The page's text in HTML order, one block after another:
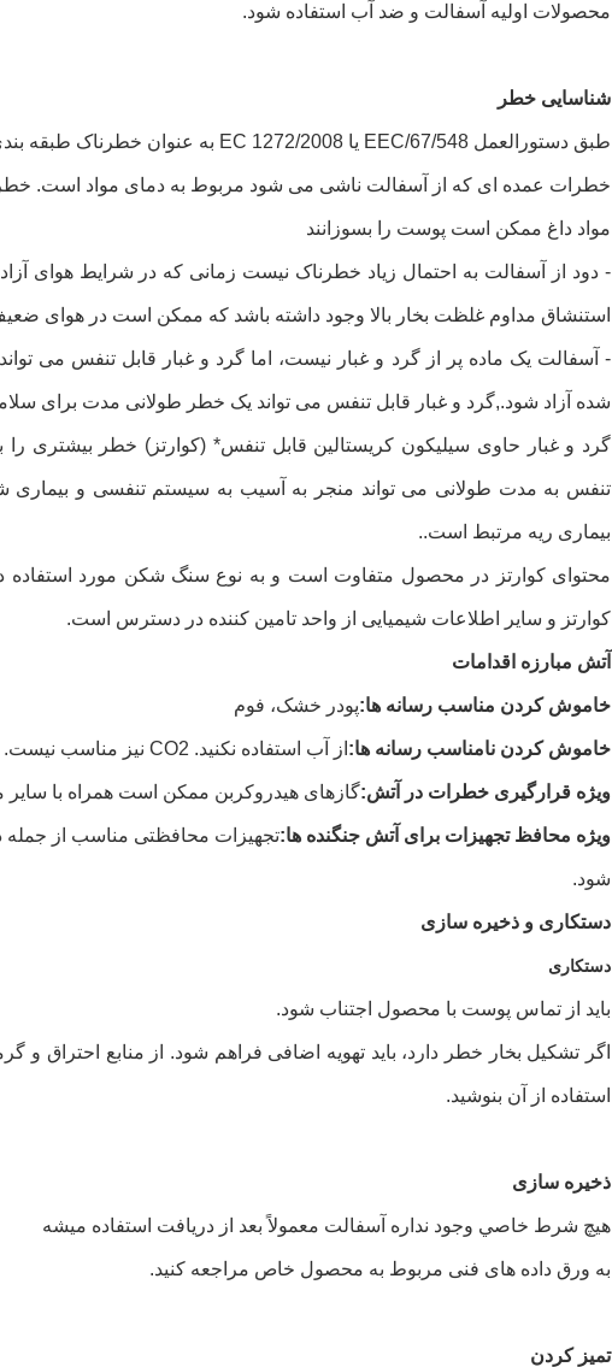
محصولات اولیه آسفالت و ضد آب استفاده شود.
شناسایی خطر
طبق دستورالعمل 67/548/EEC یا EC 1272/2008 به عنوان خطرناک طبقه بندی نشده است.
خطرات عمده ای که از آسفالت ناشی می شود مربوط به دمای مواد است.
مواد داغ ممکن است پوست را بسوزانند
- دود از آسفالت به احتمال زیاد خطرناک نیست زمانی که در شرایط هوای
استنشاق مداوم غلظت بخار بالا وجود داشته باشد که ممکن است در هوای
- آسفالت یک ماده پر از گرد و غبار نیست، اما گرد و غبار قابل تنفس می
شده آزاد شود.,گرد و غبار قابل تنفس می تواند یک خطر طولانی مدت برای
گرد و غبار حاوی سیلیکون کریستالین قابل تنفس* (کوارتز) خطر بیشتری
تنفس به مدت طولانی می تواند منجر به آسیب به سیستم تنفسی و
بیماری ریه مرتبط است..
محتوای کوارتز در محصول متفاوت است و به نوع سنگ شکن مورد استفاده
کوارتز و سایر اطلاعات شیمیایی از واحد تامین کننده در دسترس است.
آتش مبارزه اقدامات
خاموش کردن مناسب رسانه ها:پودر خشک، فوم
خاموش کردن نامناسب رسانه ها: از آب استفاده نکنید. CO2 نیز مناسب نیست.
ویژه قرارگیری خطرات در آتش:گازهای هیدروکربن ممکن است همراه با سایر
ویژه محافظ تجهیزات برای آتش جنگنده ها:تجهیزات محافظتی مناسب از جمله
شود.
دستکاری و ذخیره سازی
دستکاری
باید از تماس پوست با محصول اجتناب شود.
اگر تشکیل بخار خطر دارد، باید تهویه اضافی فراهم شود. از منابع احتراق و
استفاده از آن بنوشید.
ذخیره سازی
هيچ شرط خاصي وجود نداره آسفالت معمولاً بعد از دریافت استفاده ميشه
به ورق داده های فنی مربوط به محصول خاص مراجعه کنید.
تمیز کردن